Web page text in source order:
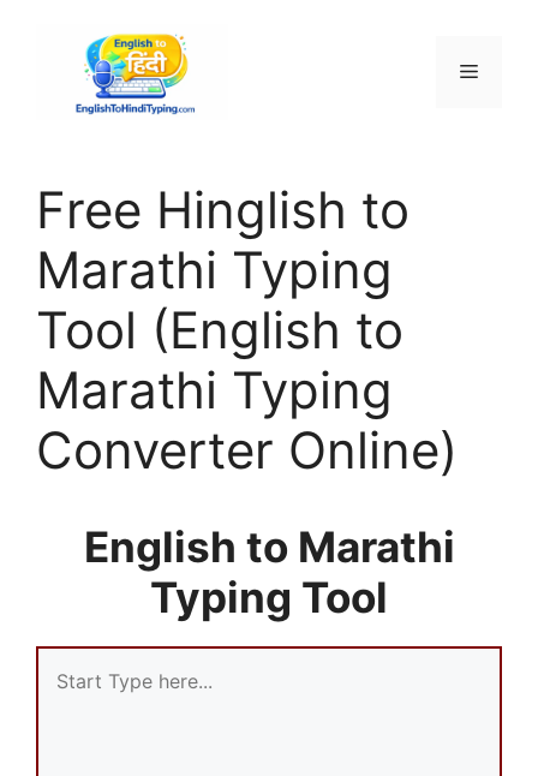
Menu
Free Hinglish to
Marathi Typing
Tool (English to
Marathi Typing
Converter Online)
English to Marathi
Typing Tool